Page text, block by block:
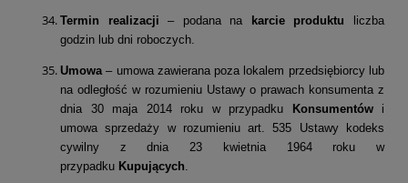
Termin realizacji – podana na karcie produktu liczba
godzin lub dni roboczych.
Umowa– umowa zawierana poza lokalem przedsiębiorcy lub
na odległość w rozumieniu Ustawy o prawach konsumenta z
dnia 30 maja 2014 roku w przypadku Konsumentówi
umowa sprzedaży w rozumieniu art. 535 Ustawy kodeks
cywilny z dnia 23 kwietnia 1964 roku w
przypadku Kupujących